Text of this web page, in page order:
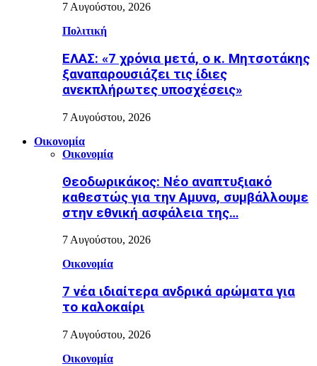
7 Αυγούστου, 2026
Πολιτική
ΕΛΑΣ: «7 χρόνια μετά, ο κ. Μητσοτάκης
ξαναπαρουσιάζει τις ίδιες
ανεκπλήρωτες υποσχέσεις»
7 Αυγούστου, 2026
Οικονομία
Οικονομία
Θεοδωρικάκος: Νέο αναπτυξιακό
καθεστώς για την Αμυνα, συμβάλλουμε
στην εθνική ασφάλεια της…
7 Αυγούστου, 2026
Οικονομία
7 νέα ιδιαίτερα ανδρικά αρώματα για
το καλοκαίρι
7 Αυγούστου, 2026
Οικονομία